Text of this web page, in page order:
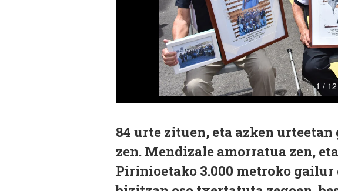
84 urte zituen, eta azken
zen. Mendizale amorratua zen,
Pirinioetako 3.000 metroko